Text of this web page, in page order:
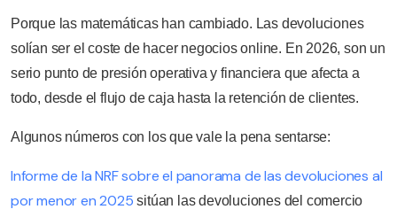
Porque las matemáticas han cambiado. Las devoluciones
solían ser el coste de hacer negocios online. En 2026, son un
serio punto de presión operativa y financiera que afecta a
todo, desde el flujo de caja hasta la retención de clientes.
Algunos números con los que vale la pena sentarse:
Informe de la NRF sobre el panorama de las devoluciones al
por menor en 2025 sitúan las devoluciones del comercio